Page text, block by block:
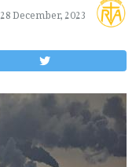
28 December, 2023